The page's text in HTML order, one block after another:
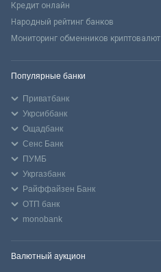
Кредит онлайн
Народный рейтинг банков
Мониторинг обменников криптовалют
Популярные банки
Приватбанк
Укрсиббанк
Ощадбанк
Сенс Банк
ПУМБ
Укргазбанк
Райффайзен Банк
ОТП банк
monobank
Валютный аукцион